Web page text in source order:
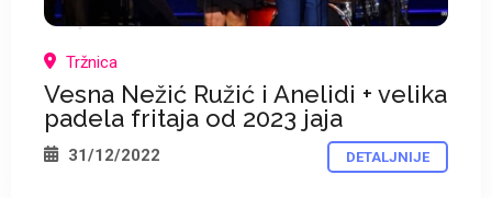
Tržnica
Vesna Nežić Ružić i Anelidi + velika
padela fritaja od 2023 jaja
31/12/2022 DETALJNIJE
*